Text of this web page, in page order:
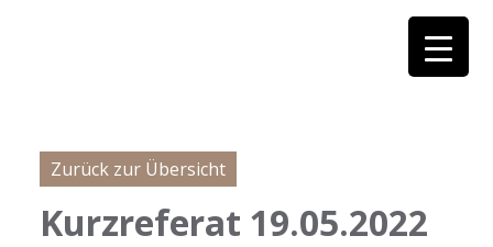
Zurück zur Übersicht
Kurzreferat 19.05.2022